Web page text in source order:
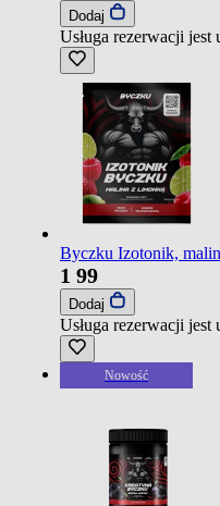
Dodaj
Usługa rezerwacji jest
Byczku Izotonik,
1 99
Dodaj
Usługa rezerwacji jest
Nowość